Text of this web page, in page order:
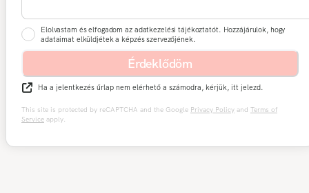
Elolvastam és elfogadom az adatkezelési tájékoztatót. Hozzájárulok, hogy
adataimat elküldjétek a képzés szervezőjének.
Érdeklődöm
Ha a jelentkezés űrlap nem elérhető a számodra, kérjük, itt jelezd.
This site is protected by reCAPTCHA and the Google Privacy Policy and Terms of
Service apply.